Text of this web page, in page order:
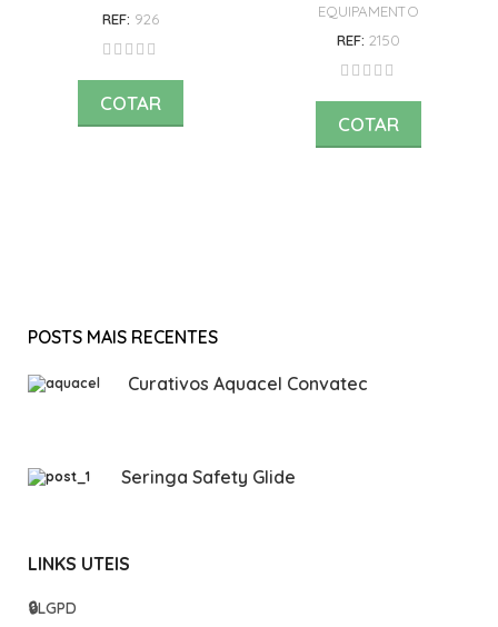
REF: 926
COTAR
EQUIPAMENTO
REF: 2150
COTAR
POSTS MAIS RECENTES
Curativos Aquacel Convatec
Seringa Safety Glide
LINKS UTEIS
🔒LGPD